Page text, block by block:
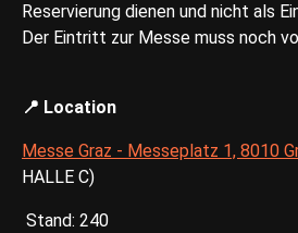
Reservierung dienen und nicht als
Der Eintritt zur Messe muss noch
📍 Location
Messe Graz - Messeplatz 1, 8010
HALLE C)
Stand: 240